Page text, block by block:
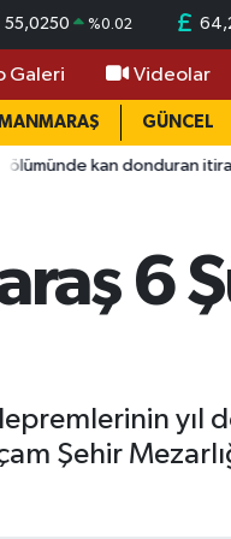
55,0250 %0.02
Galeri Videolar
GÜNCEL
donduran itiraf
6
yıl
Şehir